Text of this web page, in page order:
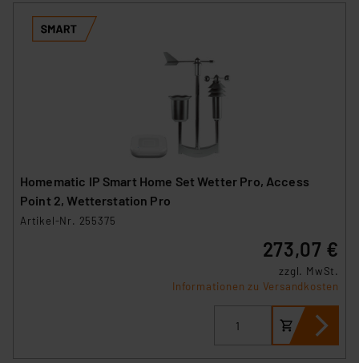
Homematic IP Smart Home Set Wetter Pro, Access
Point 2, Wetterstation Pro
Artikel-Nr. 255375
273,07 €
zzgl. MwSt.
Informationen zu Versandkosten